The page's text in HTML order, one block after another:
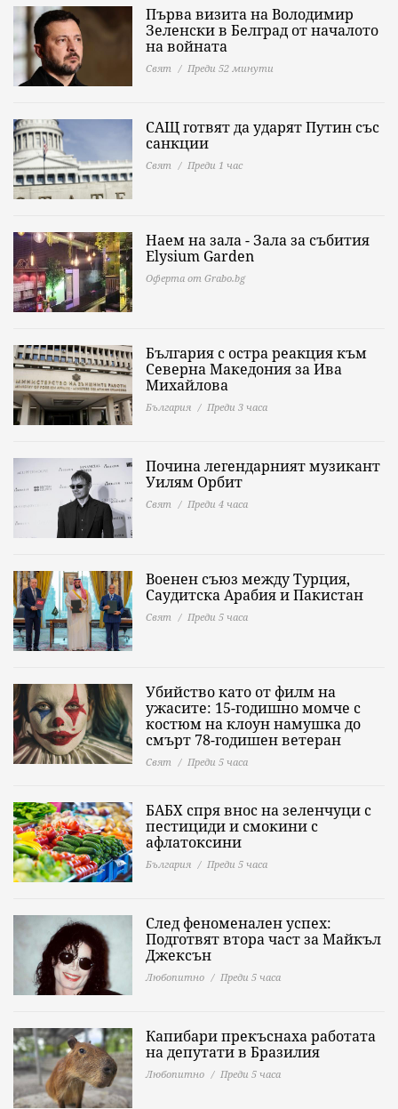
Първа визита на Володимир
Зеленски в Белград от началото
на войната
Свят Преди 52 минути
САЩ готвят да ударят Путин със
санкции
Свят Преди 1 час
Наем на зала - Зала за събития
Elysium Garden
Оферта от Grabo.bg
България с остра реакция към
Северна Македония за Ива
Михайлова
България Преди 3 часа
Почина легендарният музикант
Уилям Орбит
Свят Преди 4 часа
Военен съюз между Турция,
Саудитска Арабия и Пакистан
Свят Преди 5 часа
Убийство като от филм на
ужасите: 15-годишно момче с
костюм на клоун намушка до
смърт 78-годишен ветеран
Свят Преди 5 часа
БАБХ спря внос на зеленчуци с
пестициди и смокини с
афлатоксини
България Преди 5 часа
След феноменален успех:
Подготвят втора част за Майкъл
Джексън
Любопитно Преди 5 часа
Капибари прекъснаха работата
на депутати в Бразилия
Любопитно Преди 5 часа